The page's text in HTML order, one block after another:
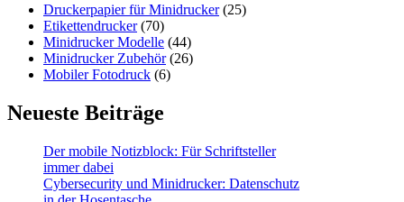
Druckerpapier für Minidrucker (25)
Etikettendrucker (70)
Minidrucker Modelle (44)
Minidrucker Zubehör (26)
Mobiler Fotodruck (6)
Neueste Beiträge
Der mobile Notizblock: Für Schriftsteller
immer dabei
Cybersecurity und Minidrucker: Datenschutz